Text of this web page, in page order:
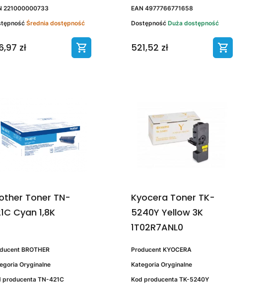
221000000733
Średnia dostępność
zł
EAN 4977766771658
Dostępność Duża dostępność
521,52 zł
Toner TN-
Cyan 1,8K
BROTHER
Oryginalne
producentaTN-421C
Kyocera Toner TK-
5240Y Yellow 3K
1T02R7ANL0
Producent KYOCERA
Kategoria Oryginalne
Kod producenta TK-5240Y